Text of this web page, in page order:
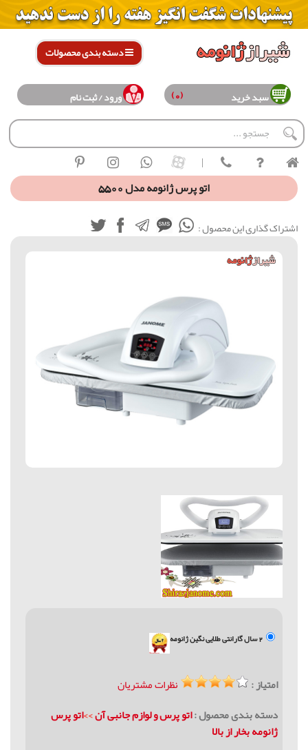
دسته بندی محصولات
سبد خرید (0) ورود / ثبت نام
|
اتو پرس ژانومه مدل 5500
اشتراک گذاری این محصول :
2 سال گارانتی طلایی نگین ژانومه
امتیاز :
نظرات مشتریان
دسته بندی محصول :اتو پرس و لوازم جانبی آن>>اتو پرس
ژانومه بخار از بالا